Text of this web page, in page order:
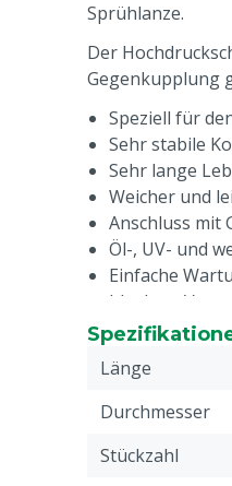
Sprühlanze.
Der
Gegenkupplung
Speziell für
Sehr stabile
Sehr lange
Weicher und
Anschluss mit
Öl-, UV- und
Einfache
Ideal zur
Bedingungen
Länge
Durchmesser
Stückzahl